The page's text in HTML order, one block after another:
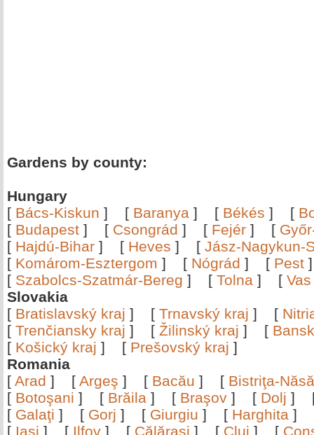
Gardens by county:
Hungary
[ Bács-Kiskun ] [ Baranya ] [ Békés ] [
[ Budapest ] [ Csongrád ] [ Fejér ] [
[ Hajdú-Bihar ] [ Heves ] [ Jász-Nagykun-
[ Komárom-Esztergom ] [ Nógrád ] [ Pest
[ Szabolcs-Szatmár-Bereg ] [ Tolna ] [ Vas
Slovakia
[ Bratislavský kraj ] [ Trnavský kraj ] [
[ Trenčiansky kraj ] [ Žilinský kraj ] [
[ Košický kraj ] [ Prešovský kraj ]
Romania
[ Arad ] [ Argeş ] [ Bacău ] [ Bistriţa-
[ Botoşani ] [ Brăila ] [ Braşov ] [ Dolj ]
[ Galaţi ] [ Gorj ] [ Giurgiu ] [ Harghita ]
[ Iaşi ] [ Ilfov ] [ Călăraşi ] [ Cluj ] [